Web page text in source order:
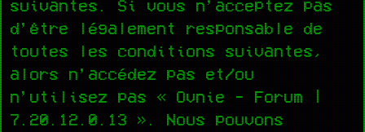
suivantes. Si vous n’acceptez pas
d’être légalement responsable de
toutes les conditions suivantes,
alors n’accédez pas et/ou
n’utilisez pas « Ovnie - Forum |
7.20.12.0.13 ». Nous pouvons